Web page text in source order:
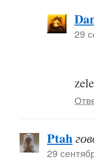
29
Ptah
29